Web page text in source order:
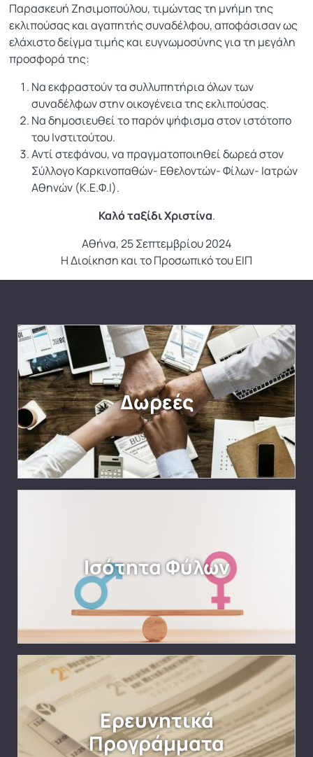
Παρασκευή Ζησιμοπούλου, τιμώντας τη μνήμη της
εκλιπούσας και αγαπητής συναδέλφου, αποφάσισαν ως
ελάχιστο δείγμα τιμής και ευγνωμοσύνης για τη μεγάλη
προσφορά της:
Να εκφραστούν τα συλλυπητήρια όλων των
συναδέλφων στην οικογένεια της εκλιπούσας.
Να δημοσιευθεί το παρόν ψήφισμα στον ιστότοπο
του Ινστιτούτου.
Αντί στεφάνου, να πραγματοποιηθεί δωρεά στον
Σύλλογο Καρκινοπαθών- Εθελοντών- Φίλων- Ιατρών
Αθηνών (Κ.Ε.Φ.Ι).
Καλό ταξίδι Χριστίνα.
Αθήνα, 25 Σεπτεμβρίου 2024
Η Διοίκηση και το Προσωπικό του ΕΙΠ
Δωρεές
Ισότητα Φύλων
Ερευνητικά
Προγράμματα